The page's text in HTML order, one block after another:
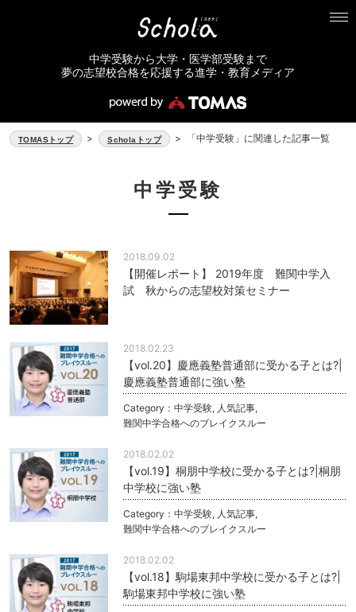
中学受験から大学・医学部受験まで
夢の志望校合格を応援する進学・教育メディア
TOMASトップ > Scholaトップ > 「中学受験」に関連した記事一覧
中学受験
2018.09.02
【開催レポート】 2019年度 難関中学入
試 秋からの志望校対策セミナー
2018.02.23
【vol.20】慶應義塾普通部に受かる子とは?|
慶應義塾普通部に強い塾
Category： 中学受験, 人気記事,
難関中学合格へのブレイクスルー
2018.02.02
【vol.19】桐朋中学校に受かる子とは?|桐朋
中学校に強い塾
Category： 中学受験, 人気記事,
難関中学合格へのブレイクスルー
2018.02.02
【vol.18】駒場東邦中学校に受かる子とは?|
駒場東邦中学校に強い塾